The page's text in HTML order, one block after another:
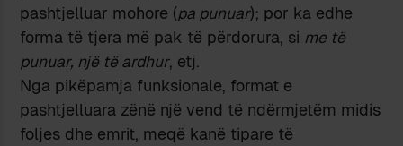
pashtjelluar mohore (pa punuar); por ka edhe
forma të tjera më pak të përdorura, si me të
punuar, një të ardhur, etj.
Nga pikëpamja funksionale, format e
pashtjelluara zënë një vend të ndërmjetëm midis
foljes dhe emrit, meqë kanë tipare të